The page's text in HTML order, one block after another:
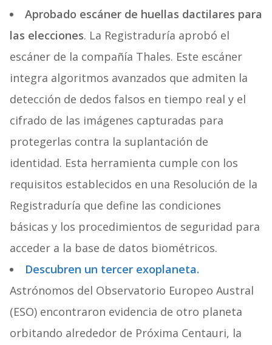
Aprobado escáner de huellas dactilares para
las elecciones. La Registraduría aprobó el
escáner de la compañía Thales. Este escáner
integra algoritmos avanzados que admiten la
detección de dedos falsos en tiempo real y el
cifrado de las imágenes capturadas para
protegerlas contra la suplantación de
identidad. Esta herramienta cumple con los
requisitos establecidos en una Resolución de la
Registraduría que define las condiciones
básicas y los procedimientos de seguridad para
acceder a la base de datos biométricos.
Descubren un tercer exoplaneta.
Astrónomos del Observatorio Europeo Austral
(ESO) encontraron evidencia de otro planeta
orbitando alrededor de Próxima Centauri, la